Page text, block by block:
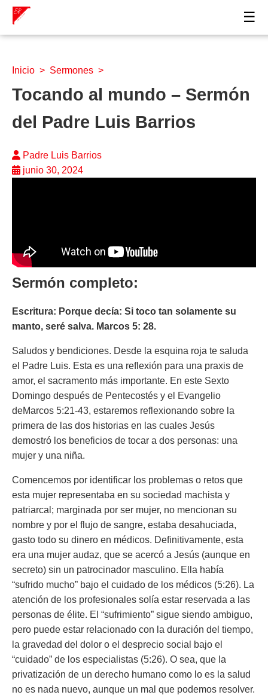
☰
Inicio > Sermones >
Tocando al mundo – Sermón
del Padre Luis Barrios
Padre Luis Barrios
junio 30, 2024
Sermón completo:
Escritura: Porque decía: Si toco tan solamente su
manto, seré salva. Marcos 5: 28.
Saludos y bendiciones. Desde la esquina roja te saluda
el Padre Luis. Esta es una reflexión para una praxis de
amor, el sacramento más importante. En este Sexto
Domingo después de Pentecostés y el Evangelio
deMarcos 5:21-43, estaremos reflexionando sobre la
primera de las dos historias en las cuales Jesús
demostró los beneficios de tocar a dos personas: una
mujer y una niña.
Comencemos por identificar los problemas o retos que
esta mujer representaba en su sociedad machista y
patriarcal; marginada por ser mujer, no mencionan su
nombre y por el flujo de sangre, estaba desahuciada,
gasto todo su dinero en médicos. Definitivamente, esta
era una mujer audaz, que se acercó a Jesús (aunque en
secreto) sin un patrocinador masculino. Ella había
“sufrido mucho” bajo el cuidado de los médicos (5:26). La
atención de los profesionales solía estar reservada a las
personas de élite. El “sufrimiento” sigue siendo ambiguo,
pero puede estar relacionado con la duración del tiempo,
la gravedad del dolor o el desprecio social bajo el
“cuidado” de los especialistas (5:26). O sea, que la
privatización de un derecho humano como lo es la salud
no es nada nuevo, aunque un mal que podemos resolver.